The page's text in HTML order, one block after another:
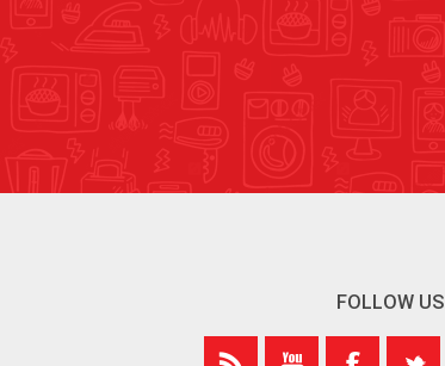
FOLLOW US